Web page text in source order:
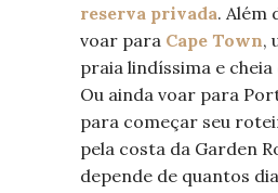
reserva privada. Além
voar para Cape Town,
praia lindíssima e cheia
Ou ainda voar para
para começar seu
pela costa da Garden
depende de quantos